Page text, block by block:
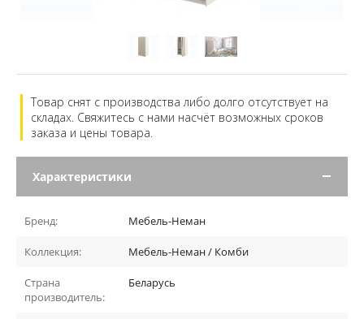
Товар снят с производства либо долго отсутствует на
складах. Свяжитесь с нами насчёт возможных сроков
заказа и цены товара.
Характеристики
Бренд: Мебель-Неман
Коллекция: Мебель-Неман / Комби
Страна
производитель:
Беларусь